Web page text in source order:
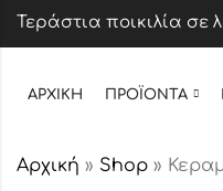
Τεράστια ποικιλία σε
ΑΡΧΙΚΉ ΠΡΟΪΌΝΤΑ
Αρχική » Shop »